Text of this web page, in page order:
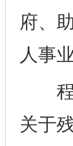
府、
人事
程
关于